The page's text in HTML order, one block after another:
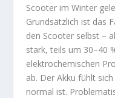
Scooter im Winter
Grundsätzlich ist das
den Scooter selbst –
stark, teils um 30–40
elektrochemischen
ab. Der Akku fühlt
normal ist.